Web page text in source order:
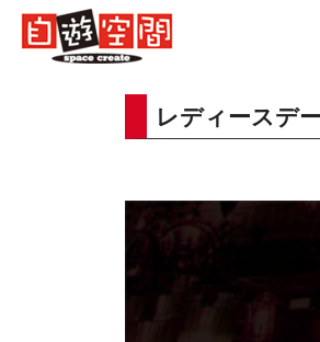
Skip
content
レディースデ
English